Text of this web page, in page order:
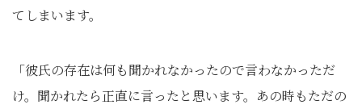
てしまいます。
「彼氏の存在は何も聞かれなかったので言わなかっただ
け。聞かれたら正直に言ったと思います。あの時もただの